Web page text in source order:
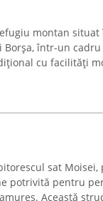
montan situat
Borșa, într-un
cu facilități
sat Moisei,
potrivită pentru
Această